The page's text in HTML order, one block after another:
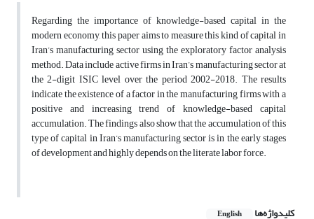
Regarding the importance of knowledge-based capital in the
modern economy, this paper aims to measure this kind of capital in
Iran’s manufacturing sector using the exploratory factor analysis
method. Data include active firms in Iran’s manufacturing sector at
the 2-digit ISIC level over the period 2002-2018. The results
indicate the existence of a factor in the manufacturing firms with a
positive and increasing trend of knowledge-based capital
accumulation. The findings also show that the accumulation of this
type of capital in Iran’s manufacturing sector is in the early stages
of development and highly depends on the literate labor force.
کلیدواژه‌ها English